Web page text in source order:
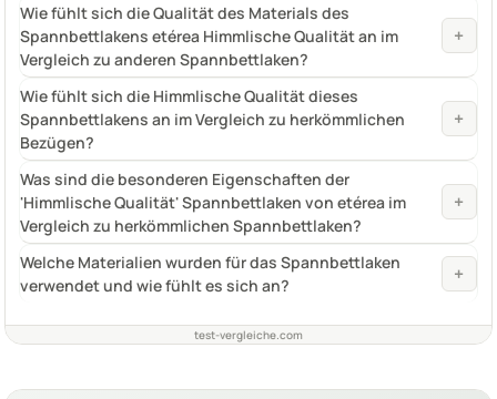
Wie fühlt sich die Qualität des Materials des
Spannbettlakens etérea Himmlische Qualität an im
Vergleich zu anderen Spannbettlaken?
+
Wie fühlt sich die Himmlische Qualität dieses
Spannbettlakens an im Vergleich zu herkömmlichen
Bezügen?
+
Was sind die besonderen Eigenschaften der
'Himmlische Qualität' Spannbettlaken von etérea im
Vergleich zu herkömmlichen Spannbettlaken?
+
Welche Materialien wurden für das Spannbettlaken
verwendet und wie fühlt es sich an?
+
test-vergleiche.com